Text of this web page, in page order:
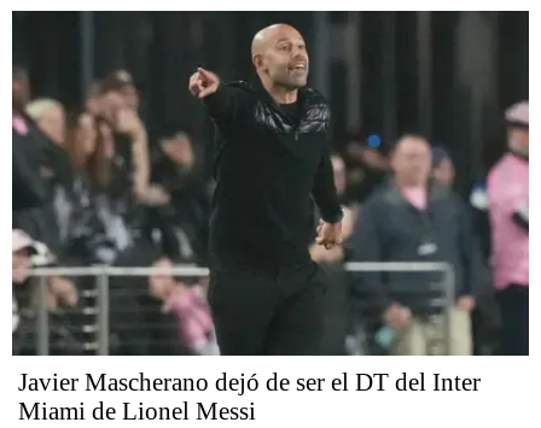
Javier Mascherano dejó de ser el DT del Inter
Miami de Lionel Messi